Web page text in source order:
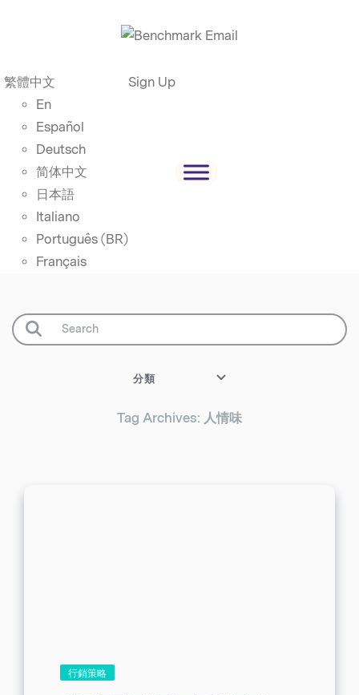
繁體中文
En
Español
Deutsch
简体中文
日本語
Italiano
Português (BR)
Français
Sign Up
分類
Tag Archives: 人情味
行銷策略